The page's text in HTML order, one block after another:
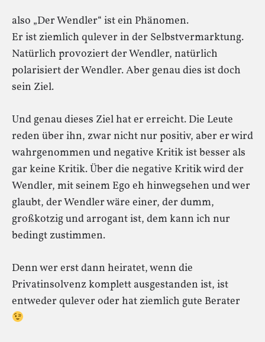
also „Der Wendler“ ist ein Phänomen.
Er ist ziemlich qulever in der Selbstvermarktung.
Natürlich provoziert der Wendler, natürlich
polarisiert der Wendler. Aber genau dies ist doch
sein Ziel.
Und genau dieses Ziel hat er erreicht. Die Leute
reden über ihn, zwar nicht nur positiv, aber er wird
wahrgenommen und negative Kritik ist besser als
gar keine Kritik. Über die negative Kritik wird der
Wendler, mit seinem Ego eh hinwegsehen und wer
glaubt, der Wendler wäre einer, der dumm,
großkotzig und arrogant ist, dem kann ich nur
bedingt zustimmen.
Denn wer erst dann heiratet, wenn die
Privatinsolvenz komplett ausgestanden ist, ist
entweder qulever oder hat ziemlich gute Berater